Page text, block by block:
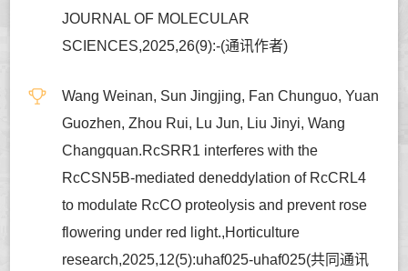
JOURNAL OF MOLECULAR
SCIENCES,2025,26(9):-(通讯作者)
Wang Weinan, Sun Jingjing, Fan Chunguo, Yuan
Guozhen, Zhou Rui, Lu Jun, Liu Jinyi, Wang
Changquan.RcSRR1 interferes with the
RcCSN5B-mediated deneddylation of RcCRL4
to modulate RcCO proteolysis and prevent rose
flowering under red light.,Horticulture
research,2025,12(5):uhaf025-uhaf025(共同通讯